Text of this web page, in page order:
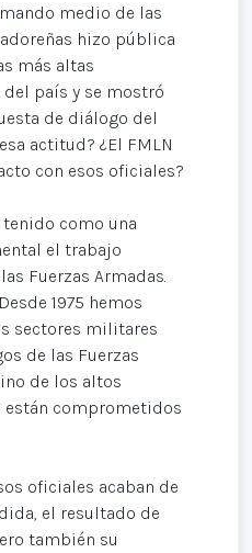
medio de las
hizo pública
más altas
país y se mostró
de diálogo del
actitud? ¿El FMLN
con esos oficiales?
como una
el trabajo
Fuerzas Armadas.
1975 hemos
sectores militares
de las Fuerzas
de los altos
están comprometidos
oficiales acaban de
el resultado de
también su